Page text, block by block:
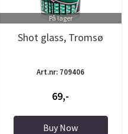
På lager
Shot glass, Tromsø
Art.nr: 709406
69,-
Buy Now